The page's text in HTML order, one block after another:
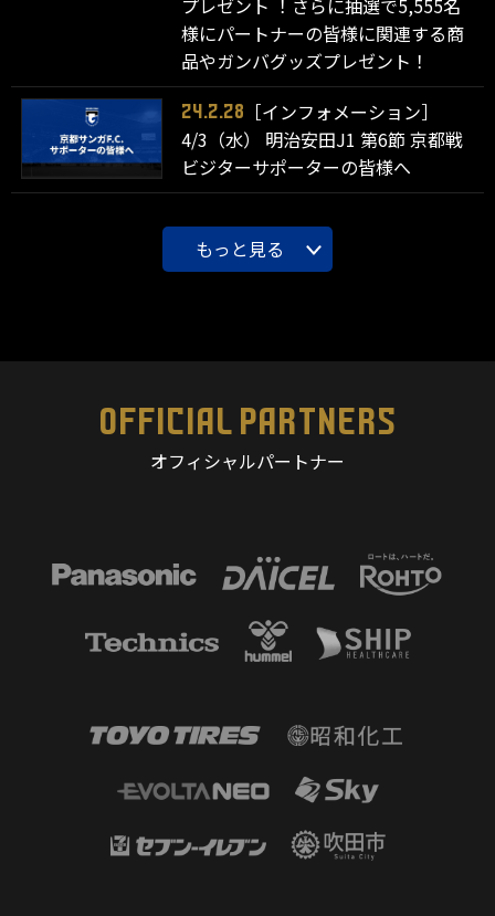
様にパートナーの皆様に関連する商
品やガンバグッズプレゼント！
24.2.28
［インフォメーション］
4/3（水） 明治安田J1 第6節 京都戦
ビジターサポーターの皆様へ
もっと見る
OFFICIAL PARTNERS
オフィシャルパートナー